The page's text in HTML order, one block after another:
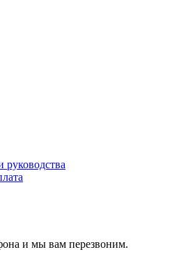
и мы вам перезвоним.